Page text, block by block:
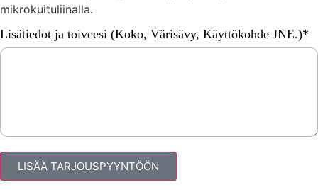
mikrokuituliinalla.
Lisätiedot ja toiveesi (Koko, Värisävy, Käyttökohde JNE.)*
LISÄÄ TARJOUSPYYNTÖÖN